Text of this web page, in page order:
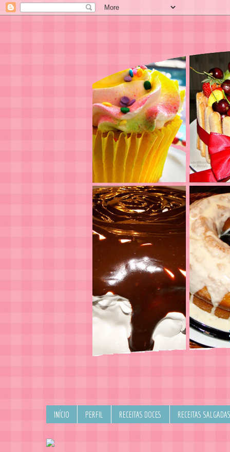
INÍCIO PERFIL RECEITAS DOCES RECEITAS SALGADAS